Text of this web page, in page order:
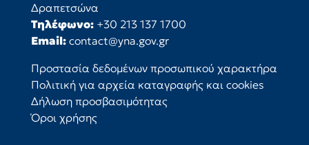
Δραπετσώνα
Τηλέφωνο: +30 213 137 1700
Email: contact@yna.gov.gr
Προστασία δεδομένων προσωπικού χαρακτήρα
Πολιτική για αρχεία καταγραφής και cookies
Δήλωση προσβασιμότητας
Όροι χρήσης